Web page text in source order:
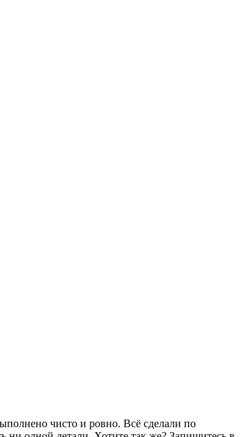
чисто и ровно. Всё сделали по